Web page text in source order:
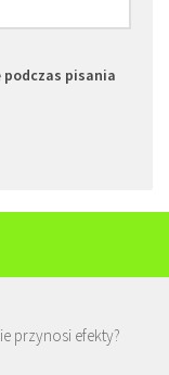
podczas pisania
przynosi efekty?